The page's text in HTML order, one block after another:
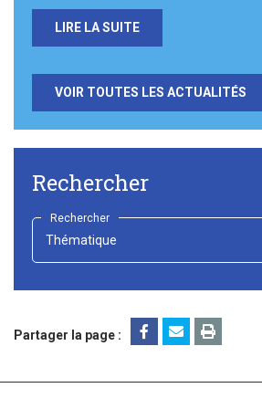
LIRE LA SUITE
VOIR TOUTES LES ACTUALITÉS
Rechercher
Rechercher
Choisir
Partager la page :